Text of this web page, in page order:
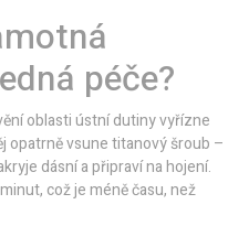
péče?
oblasti ústní dutiny vyřízne
opatrně vsune titanový šroub –
dásní a připraví na hojení.
což je méně času, než